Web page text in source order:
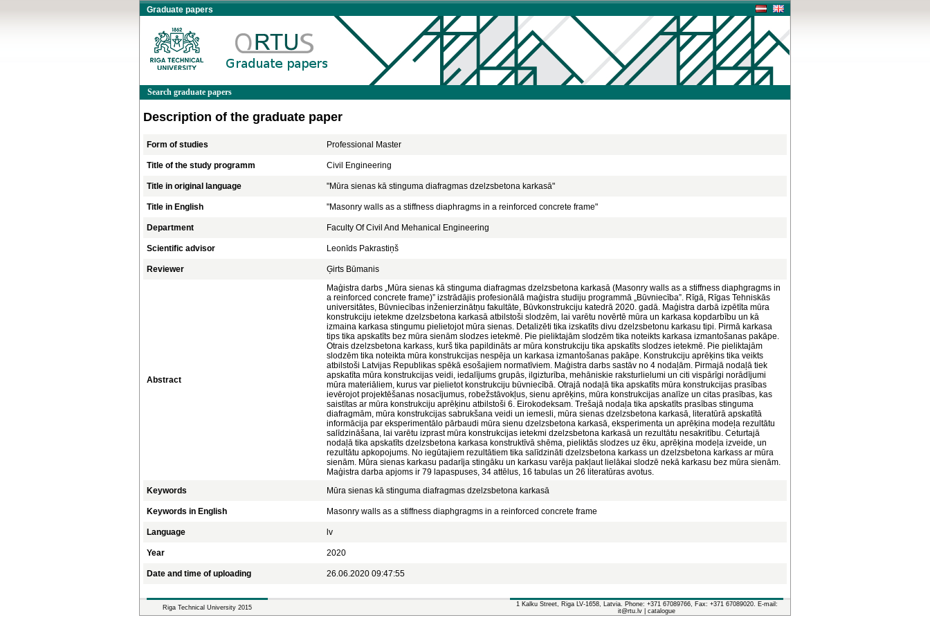
Graduate papers
Search graduate papers
Description of the graduate paper
Form of studies Professional Master
Title of the study programm Civil Engineering
Title in original language "Mūra sienas kā stinguma diafragmas dzelzsbetona karkasā"
Title in English "Masonry walls as a stiffness diaphragms in a reinforced concrete frame"
Department Faculty Of Civil And Mehanical Engineering
Scientific advisor Leonīds Pakrastiņš
Reviewer Ģirts Būmanis
Abstract
Maģistra darbs „Mūra sienas kā stinguma diafragmas dzelzsbetona karkasā (Masonry walls as a stiffness diaphgragms in
a reinforced concrete frame)” izstrādājis profesionālā maģistra studiju programmā „Būvniecība”. Rīgā, Rīgas Tehniskās
universitātes, Būvniecības inženierzinātņu fakultāte, Būvkonstrukciju katedrā 2020. gadā. Maģistra darbā izpētīta mūra
konstrukciju ietekme dzelzsbetona karkasā atbilstoši slodzēm, lai varētu novērtē mūra un karkasa kopdarbību un kā
izmaina karkasa stingumu pielietojot mūra sienas. Detalizēti tika izskatīts divu dzelzsbetonu karkasu tipi. Pirmā karkasa
tips tika apskatīts bez mūra sienām slodzes ietekmē. Pie pieliktajām slodzēm tika noteikts karkasa izmantošanas pakāpe.
Otrais dzelzsbetona karkass, kurš tika papildināts ar mūra konstrukciju tika apskatīts slodzes ietekmē. Pie pieliktajām
slodzēm tika noteikta mūra konstrukcijas nespēja un karkasa izmantošanas pakāpe. Konstrukciju aprēķins tika veikts
atbilstoši Latvijas Republikas spēkā esošajiem normatīviem. Maģistra darbs sastāv no 4 nodaļām. Pirmajā nodaļā tiek
apskatīta mūra konstrukcijas veidi, iedalījums grupās, ilgizturība, mehāniskie raksturlielumi un citi vispārīgi norādījumi
mūra materiāliem, kurus var pielietot konstrukciju būvniecībā. Otrajā nodaļā tika apskatīts mūra konstrukcijas prasības
ievērojot projektēšanas nosacījumus, robežstāvokļus, sienu aprēķins, mūra konstrukcijas analīze un citas prasības, kas
saistītas ar mūra konstrukciju aprēķinu atbilstoši 6. Eirokodeksam. Trešajā nodaļa tika apskatīts prasības stinguma
diafragmām, mūra konstrukcijas sabrukšana veidi un iemesli, mūra sienas dzelzsbetona karkasā, literatūrā apskatītā
informācija par eksperimentālo pārbaudi mūra sienu dzelzsbetona karkasā, eksperimenta un aprēķina modeļa rezultātu
salīdzināšana, lai varētu izprast mūra konstrukcijas ietekmi dzelzsbetona karkasā un rezultātu nesakritību. Ceturtajā
nodaļā tika apskatīts dzelzsbetona karkasa konstruktīvā shēma, pieliktās slodzes uz ēku, aprēķina modeļa izveide, un
rezultātu apkopojums. No iegūtajiem rezultātiem tika salīdzināti dzelzsbetona karkass un dzelzsbetona karkass ar mūra
sienām. Mūra sienas karkasu padarīja stingāku un karkasu varēja pakļaut lielākai slodzē nekā karkasu bez mūra sienām.
Maģistra darba apjoms ir 79 lapaspuses, 34 attēlus, 16 tabulas un 26 literatūras avotus.
Keywords
Mūra sienas kā stinguma diafragmas dzelzsbetona karkasā
Keywords in English Masonry walls as a stiffness diaphgragms in a reinforced concrete frame
Language lv
Year 2020
Date and time of uploading 26.06.2020 09:47:55
Riga Technical University 2015
1 Kalku Street, Riga LV-1658, Latvia. Phone: +371 67089766, Fax: +371 67089020. E-mail:
it@rtu.lv | catalogue